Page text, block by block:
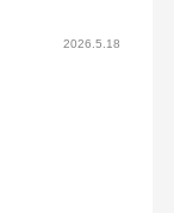
2026.5.18